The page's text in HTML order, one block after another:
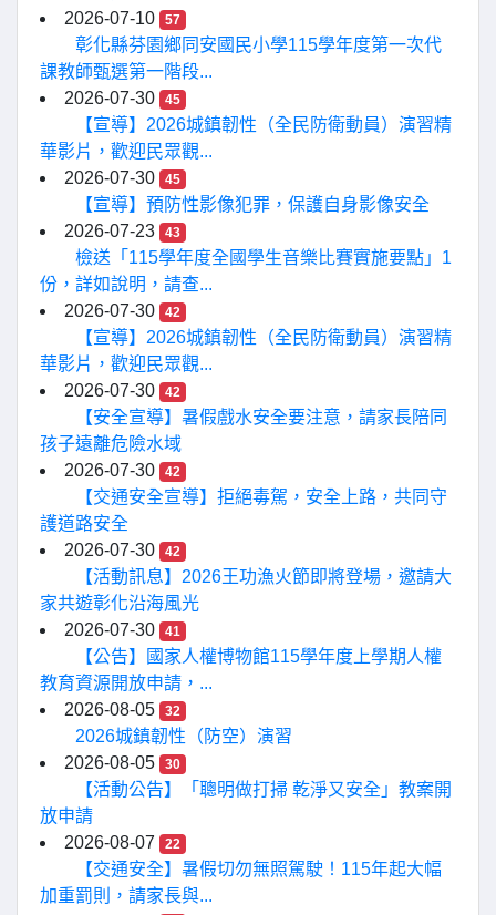
2026-07-10
57
彰化縣芬園鄉同安國民小學115學年度第一次代
課教師甄選第一階段...
2026-07-30
45
【宣導】2026城鎮韌性（全民防衛動員）演習精
華影片，歡迎民眾觀...
2026-07-30
45
【宣導】預防性影像犯罪，保護自身影像安全
2026-07-23
43
檢送「115學年度全國學生音樂比賽實施要點」1
份，詳如說明，請查...
2026-07-30
42
【宣導】2026城鎮韌性（全民防衛動員）演習精
華影片，歡迎民眾觀...
2026-07-30
42
【安全宣導】暑假戲水安全要注意，請家長陪同
孩子遠離危險水域
2026-07-30
42
【交通安全宣導】拒絕毒駕，安全上路，共同守
護道路安全
2026-07-30
42
【活動訊息】2026王功漁火節即將登場，邀請大
家共遊彰化沿海風光
2026-07-30
41
【公告】國家人權博物館115學年度上學期人權
教育資源開放申請，...
2026-08-05
32
2026城鎮韌性（防空）演習
2026-08-05
30
【活動公告】「聰明做打掃 乾淨又安全」教案開
放申請
2026-08-07
22
【交通安全】暑假切勿無照駕駛！115年起大幅
加重罰則，請家長與...